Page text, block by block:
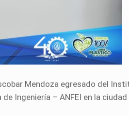
Mendoza egresado del
Ingeniería – ANFEI en la